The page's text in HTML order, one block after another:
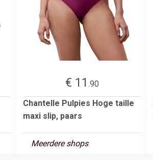
€ 11 .90
Chantelle Pulpies Hoge taille
maxi slip, paars
Meerdere shops